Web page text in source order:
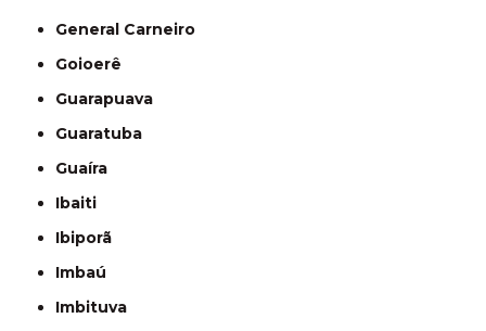
General Carneiro
Goioerê
Guarapuava
Guaratuba
Guaíra
Ibaiti
Ibiporã
Imbaú
Imbituva